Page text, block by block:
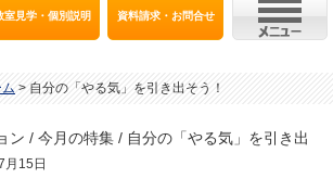
室見学・個別説明 資料請求・お問合せ
> 自分の「やる気」を引き出そう！
ン / 今月の特集 / 自分の「やる気」を引き出
月15日